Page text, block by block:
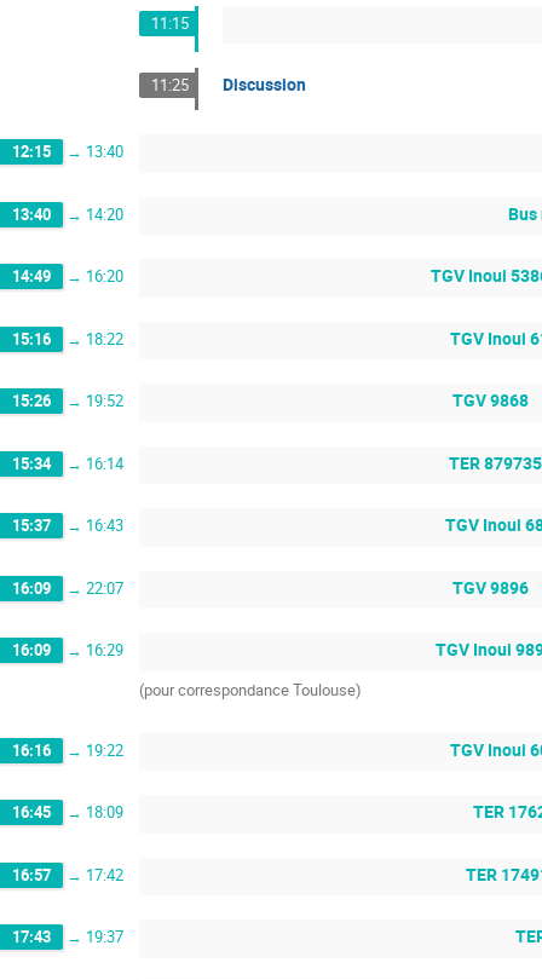
11:15
11:25 Discussion
12:15 → 13:40
13:40 → 14:20 Bus
14:49 → 16:20 TGV Inoui
15:16 → 18:22 TGV Inoui
15:26 → 19:52 TGV 9868
15:34 → 16:14 TER 879735
15:37 → 16:43 TGV Inoui
16:09 → 22:07 TGV 9896
16:09 → 16:29 TGV Inoui
(pour correspondance Toulouse)
16:16 → 19:22 TGV Inoui
16:45 → 18:09 TER
16:57 → 17:42 TER
17:43 → 19:37